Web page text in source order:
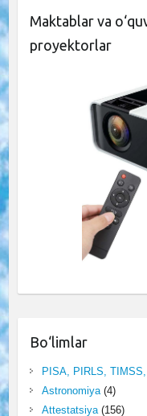
Maktablar va
proyektorlar
Bo‘limlar
PISA, PIRLS,
Astronomiya(4)
Attestatsiya(156)